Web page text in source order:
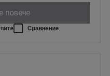
повече
Сравнение